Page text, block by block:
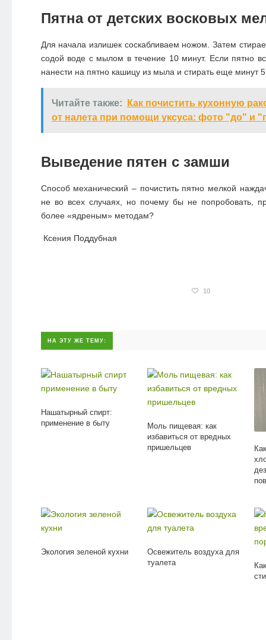
Пятна от детских восковых
Для начала излишек соскабливаем ножом. Затем
содой воде с мылом в течение 10 минут. Если пятно
нанести на пятно кашицу из мыла и стирать еще минут
Читайте также:
Как почистить кухонную
от налета при помощи уксуса: фото "до" и
Выведение пятен с замши
Способ механический – почистить пятно мелкой
не во всех случаях, но почему бы не попробовать,
более «ядреным» методам?
Ксения Поддубная
10
НА ЭТУ ЖЕ ТЕМУ:
Нашатырный спирт:
применение в быту
Моль пищевая: как
избавиться от вредных
пришельцев
Экология зеленой кухни
Освежитель воздуха для
туалета